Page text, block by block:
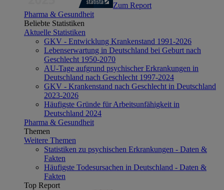
Zum Report
Pharma & Gesundheit
Beliebte Statistiken
Aktuelle Statistiken
GKV - Entwicklung Krankenstand 1991-2026
Lebenserwartung in Deutschland bei Geburt nach
Geschlecht 1950-2070
AU-Tage aufgrund psychischer Erkrankungen in
Deutschland nach Geschlecht 1997-2024
GKV - Krankenstand nach Geschlecht in Deutschland
2023-2026
Häufigste Gründe für Arbeitsunfähigkeit in
Deutschland 2024
Pharma & Gesundheit
Themen
Weitere Themen
Statistiken zu psychischen Erkrankungen - Daten &
Fakten
Häufigste Todesursachen in Deutschland - Daten &
Fakten
Top Report